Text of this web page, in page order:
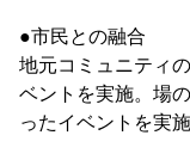
●市民との融合
地元コミュニティ
ベントを実施。場
ったイベントを実